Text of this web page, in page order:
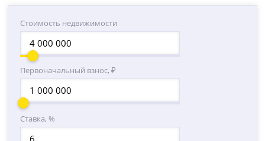
Стоимость недвижимости
Первоначальный взнос, ₽
Ставка, %